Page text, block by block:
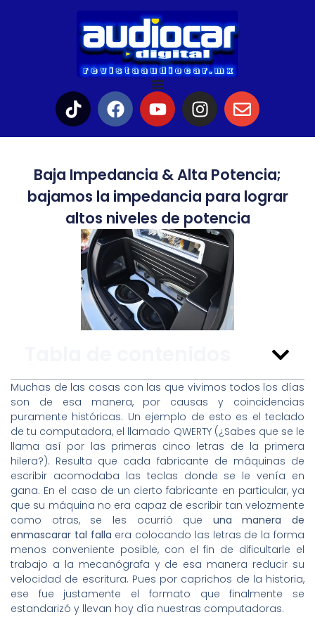
Baja Impedancia & Alta Potencia;
bajamos la impedancia para lograr
altos niveles de potencia
Muchas de las cosas con las que vivimos todos los días
son de esa manera, por causas y coincidencias
puramente históricas. Un ejemplo de esto es el teclado
de tu computadora, el llamado QWERTY (¿Sabes que se le
llama así por las primeras cinco letras de la primera
hilera?). Resulta que cada fabricante de máquinas de
escribir acomodaba las teclas donde se le venía en
gana. En el caso de un cierto fabricante en particular, ya
que su máquina no era capaz de escribir tan velozmente
como otras, se les ocurrió que una manera de
enmascarar tal falla era colocando las letras de la forma
menos conveniente posible, con el fin de dificultarle el
trabajo a la mecanógrafa y de esa manera reducir su
velocidad de escritura. Pues por caprichos de la historia,
ese fue justamente el formato que finalmente se
estandarizó y llevan hoy día nuestras computadoras.